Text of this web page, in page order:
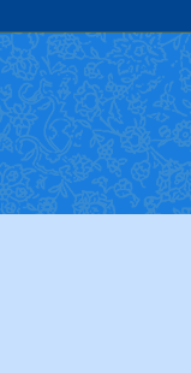
حدیث:امام علي (عليه